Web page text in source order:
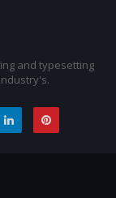
and typesetting